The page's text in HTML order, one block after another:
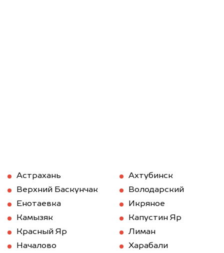
Астрахань
Ахтубинск
Верхний Баскунчак
Володарский
Енотаевка
Икряное
Камызяк
Капустин Яр
Красный Яр
Лиман
Началово
Харабали